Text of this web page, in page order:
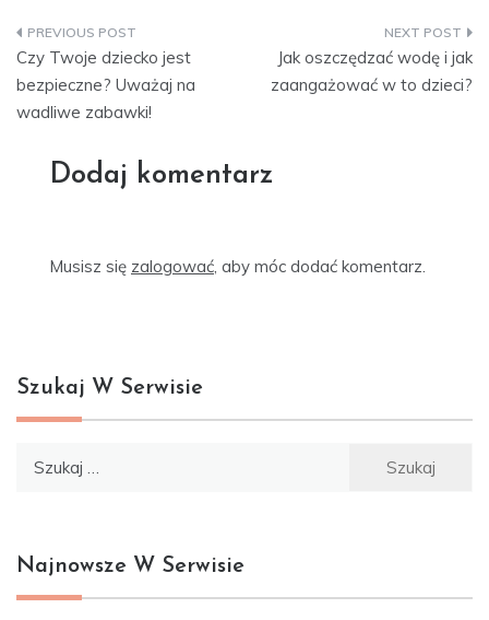
Nawigacja
wpisu
Czy Twoje dziecko jest
bezpieczne? Uważaj na
wadliwe zabawki!
Jak oszczędzać wodę i jak
zaangażować w to dzieci?
Dodaj komentarz
Musisz się zalogować, aby móc dodać komentarz.
Szukaj W Serwisie
Najnowsze W Serwisie